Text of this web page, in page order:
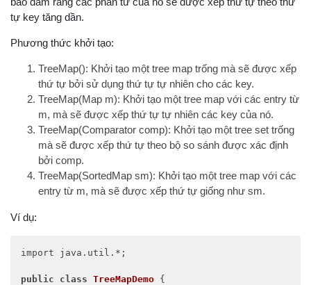
tự key tăng dần.
Phương thức khởi tạo:
TreeMap(): Khởi tạo một tree map trống mà sẽ được xếp
thứ tự bởi sử dụng thứ tự tự nhiên cho các key.
TreeMap(Map m): Khởi tạo một tree map với các entry từ
m, mà sẽ được xếp thứ tự tự nhiên các key của nó.
TreeMap(Comparator comp): Khởi tạo một tree set trống
mà sẽ được xếp thứ tự theo bộ so sánh được xác định
bởi comp.
TreeMap(SortedMap sm): Khởi tạo một tree map với các
entry từ m, mà sẽ được xếp thứ tự giống như sm.
Ví dụ:
import java.util.*;
public class TreeMapDemo {